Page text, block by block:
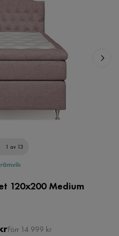
1 av 13
120x200 Medium
Pris
Original
Förr 14 999 kr